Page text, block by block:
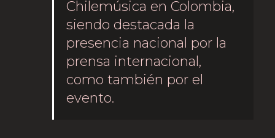
Chilemúsica en Colombia,
siendo destacada la
presencia nacional por la
prensa internacional,
como también por el
evento.